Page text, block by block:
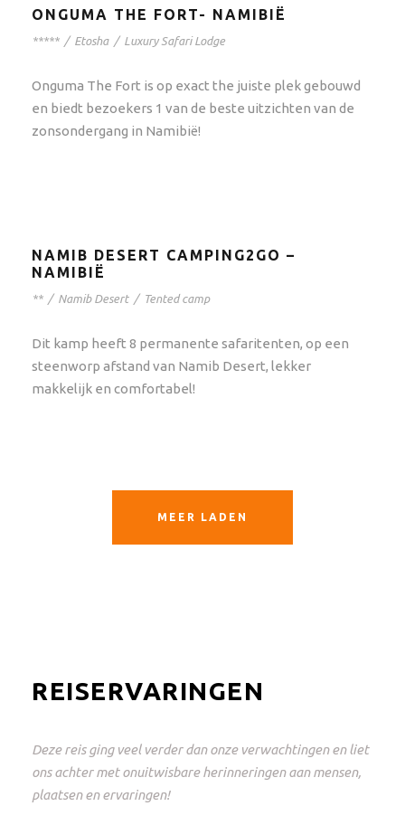
ONGUMA THE FORT- NAMIBIË
***** / Etosha / Luxury Safari Lodge
Onguma The Fort is op exact the juiste plek gebouwd
en biedt bezoekers 1 van de beste uitzichten van de
zonsondergang in Namibië!
NAMIB DESERT CAMPING2GO –
NAMIBIË
** / Namib Desert / Tented camp
Dit kamp heeft 8 permanente safaritenten, op een
steenworp afstand van Namib Desert, lekker
makkelijk en comfortabel!
MEER LADEN
REISERVARINGEN
Deze reis ging veel verder dan onze verwachtingen en liet
ons achter met onuitwisbare herinneringen aan mensen,
plaatsen en ervaringen!